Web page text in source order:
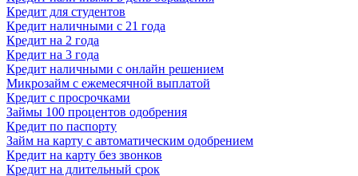
Кредит для студентов
Кредит наличными с 21 года
Кредит на 2 года
Кредит на 3 года
Кредит наличными с онлайн решением
Микрозайм с ежемесячной выплатой
Кредит с просрочками
Займы 100 процентов одобрения
Кредит по паспорту
Займ на карту с автоматическим одобрением
Кредит на карту без звонков
Кредит на длительный срок